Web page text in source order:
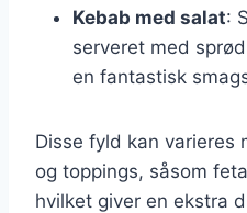
Kebab med salat:
serveret med
en fantastisk
Disse fyld kan varieres
og toppings, såsom
hvilket giver en ekstra